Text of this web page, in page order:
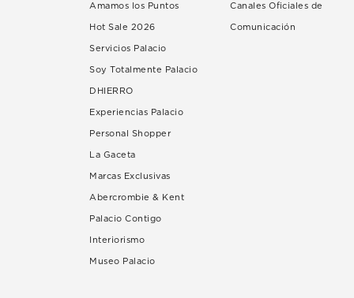
Amamos los Puntos
Hot Sale 2026
Servicios Palacio
Soy Totalmente Palacio
DHIERRO
Experiencias Palacio
Personal Shopper
La Gaceta
Marcas Exclusivas
Abercrombie & Kent
Palacio Contigo
Interiorismo
Museo Palacio
Canales Oficiales de
Comunicación